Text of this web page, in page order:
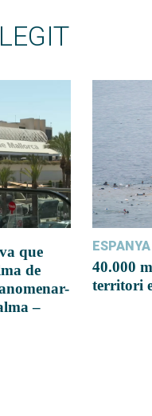
que
de
–
ESPANYA
40.000
territori